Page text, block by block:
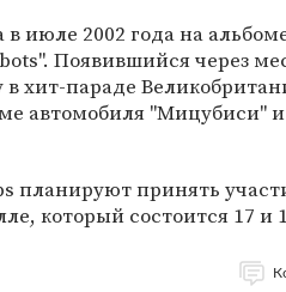
июле 2002 года на
Появившийся через
в хит-параде
автомобиля "Мицубиси"
планируют принять
который состоится 17 и